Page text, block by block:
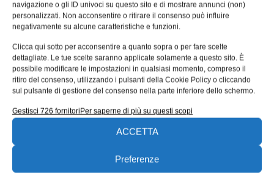
navigazione o gli ID univoci su questo sito e di mostrare annunci (non)
personalizzati. Non acconsentire o ritirare il consenso può influire
negativamente su alcune caratteristiche e funzioni.
Clicca qui sotto per acconsentire a quanto sopra o per fare scelte
dettagliate. Le tue scelte saranno applicate solamente a questo sito. È
possibile modificare le impostazioni in qualsiasi momento, compreso il
ritiro del consenso, utilizzando i pulsanti della Cookie Policy o cliccando
sul pulsante di gestione del consenso nella parte inferiore dello schermo.
Gestisci 726 fornitoriPer saperne di più su questi scopi
ACCETTA
Preferenze
Studio con 30 progettisti
diminuisce i tempi di progetto con
Creo di PTC
CAD Disegni di Piacenza è uno studio di progettazione
con oltre 20 anni di esperienza e un team di 30